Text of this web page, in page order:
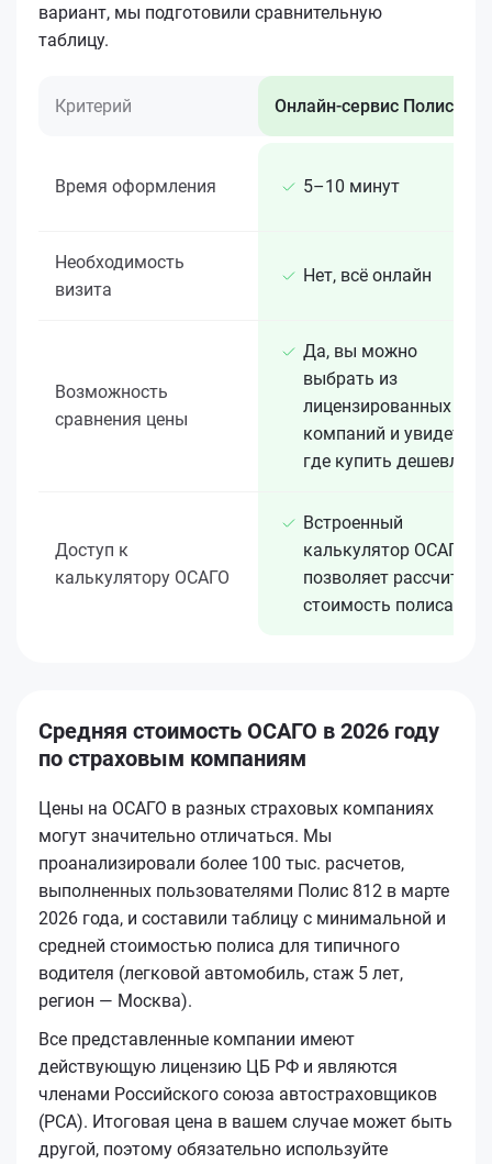
вариант, мы подготовили сравнительную
таблицу.
Критерий Онлайн-сервис Полис 812
Время оформления 5–10 минут
Необходимость
визита
Нет, всё онлайн
Возможность
сравнения цены
Да, вы можно
выбрать из
лицензированных 15+
компаний и увидеть,
где купить дешевле
Доступ к
калькулятору ОСАГО
Встроенный
калькулятор ОСАГО
позволяет рассчитать
стоимость полиса
Средняя стоимость ОСАГО в 2026 году
по страховым компаниям
Цены на ОСАГО в разных страховых компаниях
могут значительно отличаться. Мы
проанализировали более 100 тыс. расчетов,
выполненных пользователями Полис 812 в марте
2026 года, и составили таблицу с минимальной и
средней стоимостью полиса для типичного
водителя (легковой автомобиль, стаж 5 лет,
регион — Москва).
Все представленные компании имеют
действующую лицензию ЦБ РФ и являются
членами Российского союза автостраховщиков
(РСА). Итоговая цена в вашем случае может быть
другой, поэтому обязательно используйте